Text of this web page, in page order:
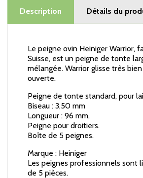
Description Détails du
Le peigne ovin Heiniger Warrior,
Suisse, est un peigne de tonte
mélangée. Warrior glisse très
ouverte.
Peigne de tonte standard, pour
Biseau : 3,50 mm
Longueur : 96 mm,
Peigne pour droitiers.
Boîte de 5 peignes.
Marque : Heiniger
Les peignes professionnels sont
de 5 pièces.